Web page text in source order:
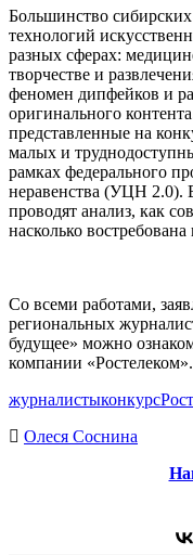
Большинство
технологий
разных сферах:
творчестве и
феномен дипфейков и
оригинального
представленные на
малых и
рамках федерального
неравенства (УЦН 2.0).
проводят анализ, как
насколько
Со всеми работами,
региональных
будущее» можно
компании «Ростелеком».
журналистыконкурс
Олеся Соснина